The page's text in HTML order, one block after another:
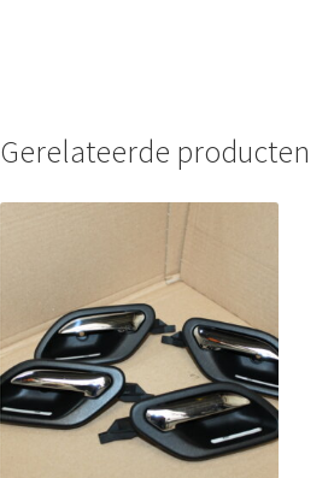
Gerelateerde producten